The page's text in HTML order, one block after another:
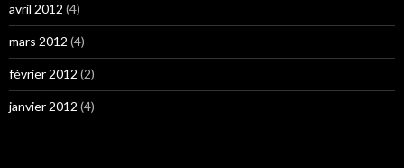
avril 2012 (4)
mars 2012 (4)
février 2012 (2)
janvier 2012 (4)